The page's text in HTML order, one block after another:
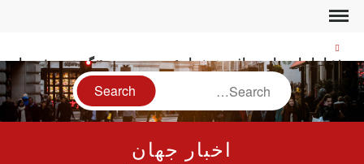
Skip
content
پیشنهاد ایران برای دریافت هزینه از عبور و مرور در تنگه هرمز خبرساز
شد
یک زن در تجمعات شبانه: کافه‌روها ما را مسخره می‌کنند!
شهادت سرباز وظیفه ارتش در مرز مریوان
اولین تصاویر از مراسم تشییع لیندسی گراهام در واشنگتن
Search
اخبار جهان